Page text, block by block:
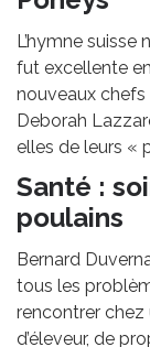
L’hymne suisse
fut excellente
nouveaux
Deborah
elles de leurs «
Santé :
poulains
Bernard
tous les
rencontrer chez
d’éleveur, de